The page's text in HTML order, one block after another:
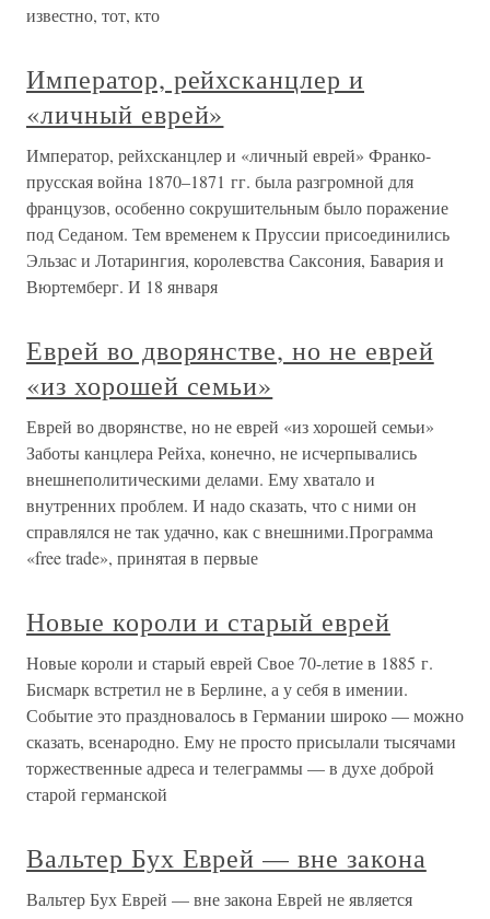
известно, тот, кто
Император, рейхсканцлер и
«личный еврей»
Император, рейхсканцлер и «личный еврей» Франко-
прусская война 1870–1871 гг. была разгромной для
французов, особенно сокрушительным было поражение
под Седаном. Тем временем к Пруссии присоединились
Эльзас и Лотарингия, королевства Саксония, Бавария и
Вюртемберг. И 18 января
Еврей во дворянстве, но не еврей
«из хорошей семьи»
Еврей во дворянстве, но не еврей «из хорошей семьи»
Заботы канцлера Рейха, конечно, не исчерпывались
внешнеполитическими делами. Ему хватало и
внутренних проблем. И надо сказать, что с ними он
справлялся не так удачно, как с внешними.Программа
«free trade», принятая в первые
Новые короли и старый еврей
Новые короли и старый еврей Свое 70-летие в 1885 г.
Бисмарк встретил не в Берлине, а у себя в имении.
Событие это праздновалось в Германии широко — можно
сказать, всенародно. Ему не просто присылали тысячами
торжественные адреса и телеграммы — в духе доброй
старой германской
Вальтер Бух Еврей — вне закона
Вальтер Бух Еврей — вне закона Еврей не является